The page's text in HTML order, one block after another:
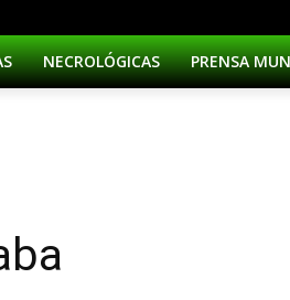
NECROLÓGICAS PRENSA